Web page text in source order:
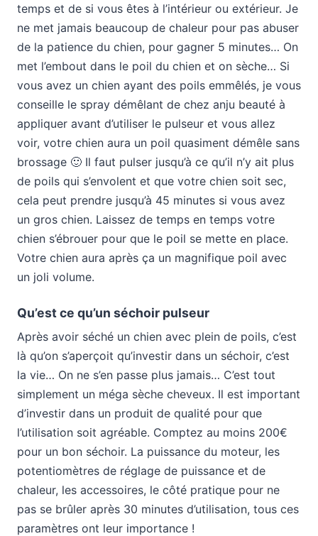
temps et de si vous êtes à l’intérieur ou extérieur. Je
ne met jamais beaucoup de chaleur pour pas abuser
de la patience du chien, pour gagner 5 minutes… On
met l’embout dans le poil du chien et on sèche… Si
vous avez un chien ayant des poils emmêlés, je vous
conseille le spray démêlant de chez anju beauté à
appliquer avant d’utiliser le pulseur et vous allez
voir, votre chien aura un poil quasiment démêle sans
brossage 🙂 Il faut pulser jusqu’à ce qu’il n’y ait plus
de poils qui s’envolent et que votre chien soit sec,
cela peut prendre jusqu’à 45 minutes si vous avez
un gros chien. Laissez de temps en temps votre
chien s’ébrouer pour que le poil se mette en place.
Votre chien aura après ça un magnifique poil avec
un joli volume.
Qu’est ce qu’un séchoir pulseur
Après avoir séché un chien avec plein de poils, c’est
là qu’on s’aperçoit qu’investir dans un séchoir, c’est
la vie… On ne s’en passe plus jamais… C’est tout
simplement un méga sèche cheveux. Il est important
d’investir dans un produit de qualité pour que
l’utilisation soit agréable. Comptez au moins 200€
pour un bon séchoir. La puissance du moteur, les
potentiomètres de réglage de puissance et de
chaleur, les accessoires, le côté pratique pour ne
pas se brûler après 30 minutes d’utilisation, tous ces
paramètres ont leur importance !